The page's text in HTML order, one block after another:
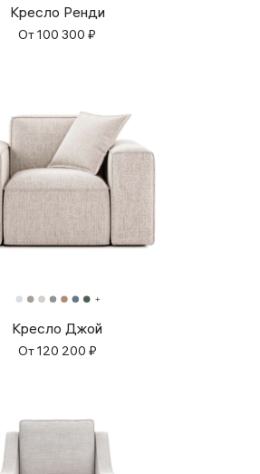
Кресло Ренди
От100 300 ₽
Кресло Джой
От120 200 ₽